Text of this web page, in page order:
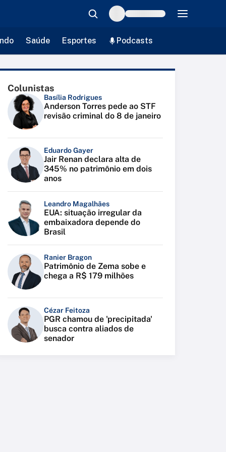
Saúde Esportes Podcasts
Colunistas
Basília Rodrigues
Anderson Torres pede ao STF
revisão criminal do 8 de janeiro
Eduardo Gayer
Jair Renan declara alta de
345% no patrimônio em dois
anos
Leandro Magalhães
EUA: situação irregular da
embaixadora depende do
Brasil
Ranier Bragon
Patrimônio de Zema sobe e
chega a R$ 179 milhões
Cézar Feitoza
PGR chamou de 'precipitada'
busca contra aliados de
senador